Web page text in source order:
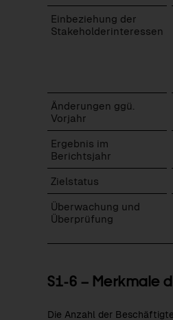
Einbeziehung der
Stakeholderinteressen
Änderungen ggü.
Vorjahr
Ergebnis im
Berichtsjahr
Zielstatus
Überwachung und
Überprüfung
S1-6 – Merkmale
Die Anzahl der